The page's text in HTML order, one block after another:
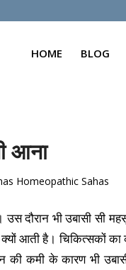
HOME BLOG
आना
Homeopathic Sahas
दौरान भी उबासी सी
आती है। चिकित्सकों
की कमी के कारण भी